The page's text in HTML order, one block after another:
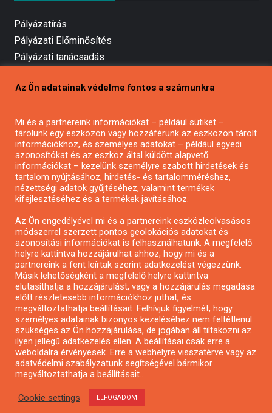
Pályázatírás
Pályázati Előminősítés
Pályázati tanácsadás
Mezőgazdasági pályázatírás
Pályázatírás civil szervezeteknek
Pályázatírás önkormányzatoknak
Pályázatfigyelés
Specifikus pályázatfigyelés vagy hírlevél
Pályázatok magánszemélyeknek
Pályázatok civil szervezeteknek
Pályázatok vállalkozásoknak
Önkormányzati pályázatok
Mezőgazdasági pályázatok
Falusi turizmus pályázatok
Napelem pályázatok
GINOP pályázatok
Copyright © All rights reserved.
Az Ön adatainak védelme fontos a számunkra
Mi és a partnereink információkat – például sütiket –
tárolunk egy eszközön vagy hozzáférünk az eszközön tárolt
információkhoz, és személyes adatokat – például egyedi
azonosítókat és az eszköz által küldött alapvető
információkat – kezelünk személyre szabott hirdetések és
tartalom nyújtásához, hirdetés- és tartalomméréshez,
nézettségi adatok gyűjtéséhez, valamint termékek
kifejlesztéséhez és a termékek javításához.
Az Ön engedélyével mi és a partnereink eszközleolvasásos
módszerrel szerzett pontos geolokációs adatokat és
azonosítási információkat is felhasználhatunk. A megfelelő
helyre kattintva hozzájárulhat ahhoz, hogy mi és a
partnereink a fent leírtak szerint adatkezelést végezzünk.
Másik lehetőségként a megfelelő helyre kattintva
elutasíthatja a hozzájárulást, vagy a hozzájárulás megadása
előtt részletesebb információkhoz juthat, és
megváltoztathatja beállításait. Felhívjuk figyelmét, hogy
személyes adatainak bizonyos kezeléséhez nem feltétlenül
szükséges az Ön hozzájárulása, de jogában áll tiltakozni az
ilyen jellegű adatkezelés ellen. A beállításai csak erre a
weboldalra érvényesek. Erre a webhelyre visszatérve vagy az
adatvédelmi szabályzatunk segítségével bármikor
megváltoztathatja a beállításait..
Cookie settings ELFOGADOM